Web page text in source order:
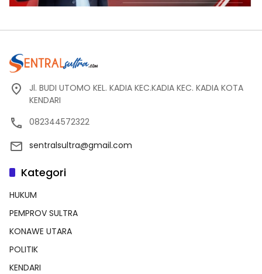
Jl. BUDI UTOMO KEL. KADIA KEC.KADIA KEC. KADIA KOTA
KENDARI
082344572322
sentralsultra@gmail.com
Kategori
HUKUM
PEMPROV SULTRA
KONAWE UTARA
POLITIK
KENDARI